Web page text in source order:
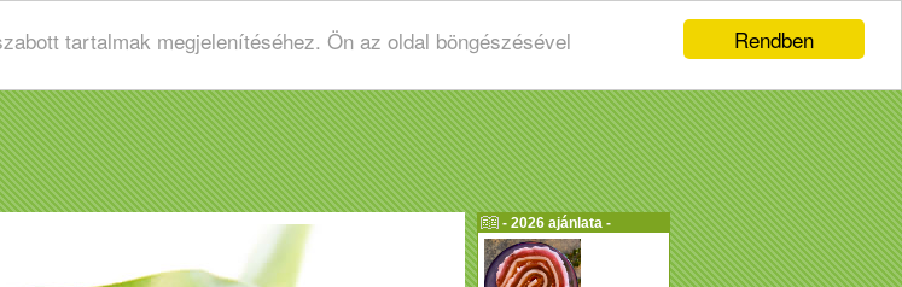
Rendben
tartalmak megjelenítéséhez. Ön az oldal böngészésével
- 2026 ajánlata -